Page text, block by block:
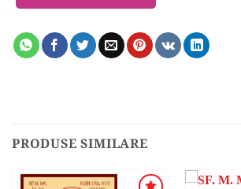
PRODUSE SIMILARE